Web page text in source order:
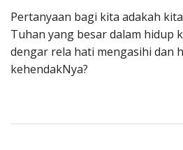
Pertanyaan bagi kita adakah
Tuhan yang besar dalam hidup
dengar rela hati mengasihi dan
kehendakNya?